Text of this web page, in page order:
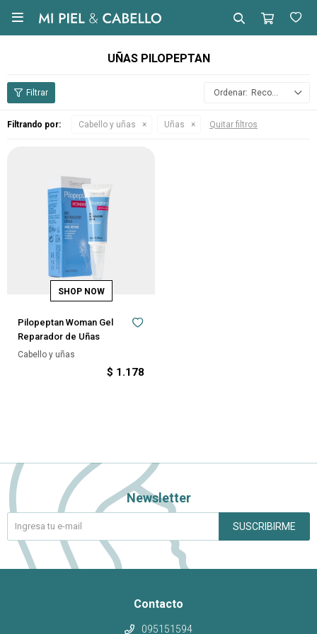

UÑAS PILOPEPTAN
Recomendados
Filtrando por: Cabello y uñas Uñas Quitar filtros
Pilopeptan Woman Gel
Reparador de Uñas
Cabello y uñas
$ 1.178
Contacto
095151594
Newsletter
SUSCRIBIRME